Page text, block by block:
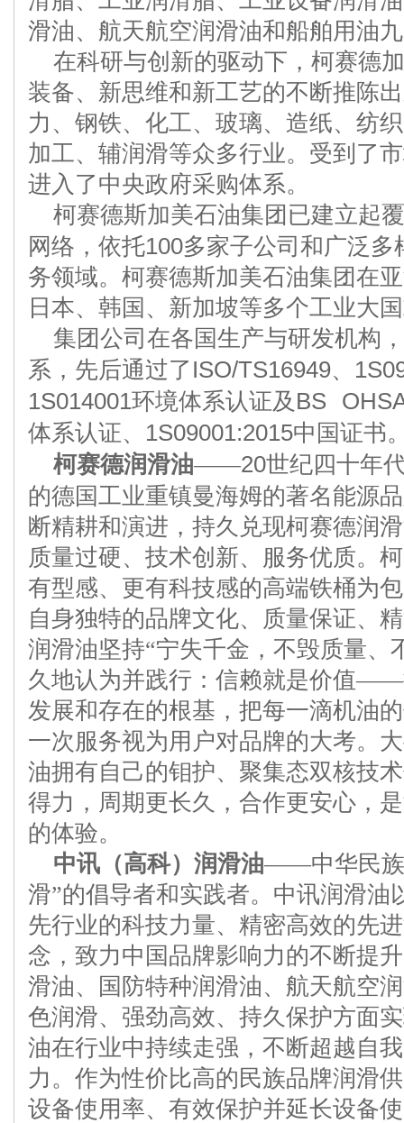
滑油、航天航空润滑油和船舶用油
在科研与创新的驱动下，柯赛德
装备、新思维和新工艺的不断推陈
力、钢铁、化工、玻璃、造纸、纺
加工、辅润滑等众多行业。受到了
进入了中央政府采购体系。
柯赛德斯加美石油集团已建立起
网络，依托100多家子公司和广泛
务领域。柯赛德斯加美石油集团在
日本、韩国、新加坡等多个工业大
集团公司在各国生产与研发机构
系，先后通过了 ISO/TS16949、
1S014001环境体系认证及 BS
体系认证、 1S09001:2015中国证书
柯赛德润滑油——20世纪四十年
的德国工业重镇曼海姆的著名能源
断精耕和演进，持久兑现柯赛德润
质量过硬、技术创新、服务优质。
有型感、更有科技感的高端铁桶为
自身独特的品牌文化、质量保证、
润滑油坚持“宁失千金，不毁质量、
久地认为并践行：信赖就是价值
发展和存在的根基，把每一滴机油
一次服务视为用户对品牌的大考。
油拥有自己的钼护、聚集态双核技
得力，周期更长久，合作更安心，
的体验。
中讯（高科）润滑油——中华民族
滑”的倡导者和实践者。中讯润滑油
先行业的科技力量、精密高效的先
念，致力中国品牌影响力的不断提
滑油、国防特种润滑油、航天航空
色润滑、强劲高效、持久保护方面
油在行业中持续走强，不断超越自
力。作为性价比高的民族品牌润滑
设备使用率、有效保护并延长设备